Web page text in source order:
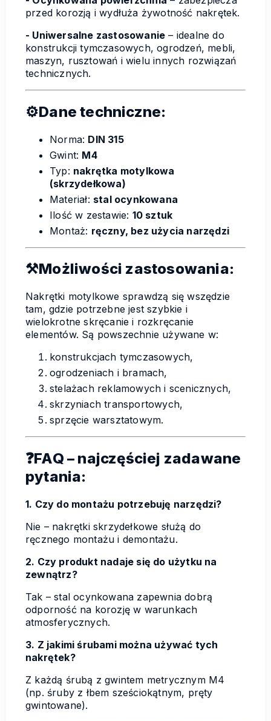
przed korozją i wydłuża żywotność nakrętek.
- Uniwersalne zastosowanie – idealne do
konstrukcji tymczasowych, ogrodzeń, mebli,
maszyn, rusztowań i wielu innych rozwiązań
technicznych.
⚙️Dane techniczne:
Norma: DIN 315
Gwint: M4
Typ: nakrętka motylkowa
(skrzydełkowa)
Materiał: stal ocynkowana
Ilość w zestawie: 10 sztuk
Montaż: ręczny, bez użycia narzędzi
⚒Możliwości zastosowania:
Nakrętki motylkowe sprawdzą się wszędzie
tam, gdzie potrzebne jest szybkie i
wielokrotne skręcanie i rozkręcanie
elementów. Są powszechnie używane w:
konstrukcjach tymczasowych,
ogrodzeniach i bramach,
stelażach reklamowych i scenicznych,
skrzyniach transportowych,
sprzęcie warsztatowym.
❓FAQ – najczęściej zadawane
pytania:
1. Czy do montażu potrzebuję narzędzi?
Nie – nakrętki skrzydełkowe służą do
ręcznego montażu i demontażu.
2. Czy produkt nadaje się do użytku na
zewnątrz?
Tak – stal ocynkowana zapewnia dobrą
odporność na korozję w warunkach
atmosferycznych.
3. Z jakimi śrubami można używać tych
nakrętek?
Z każdą śrubą z gwintem metrycznym M4
(np. śruby z łbem sześciokątnym, pręty
gwintowane).